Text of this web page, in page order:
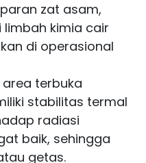
zat asam,
kimia cair
di operasional
terbuka
stabilitas termal
radiasi
baik, sehingga
getas.